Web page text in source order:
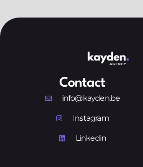
Contact
info@kayden.be
Instagram
Linkedin